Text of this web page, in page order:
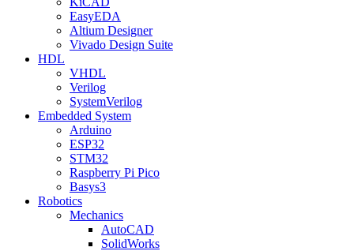
EasyEDA
Altium Designer
Vivado Design Suite
HDL
VHDL
Verilog
SystemVerilog
Embedded System
Arduino
ESP32
STM32
Raspberry Pi Pico
Basys3
Robotics
Mechanics
AutoCAD
SolidWorks